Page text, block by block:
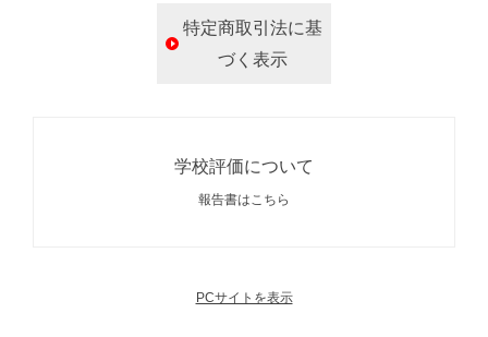
特定商取引法に基
づく表示
学校評価について
報告書はこちら
PCサイトを表示